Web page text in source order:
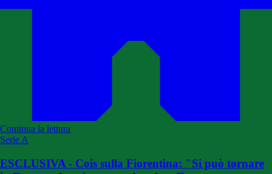
Continua la lettura
Serie A
ESCLUSIVA - Cois sulla Fiorentina: "Si può tornare